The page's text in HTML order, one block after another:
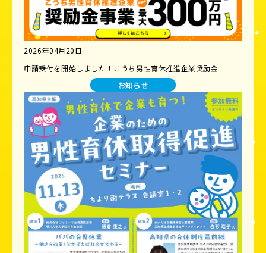
2026年04月20日
申請受付を開始しました！こうち男性育休推進企業奨励金
お知らせ